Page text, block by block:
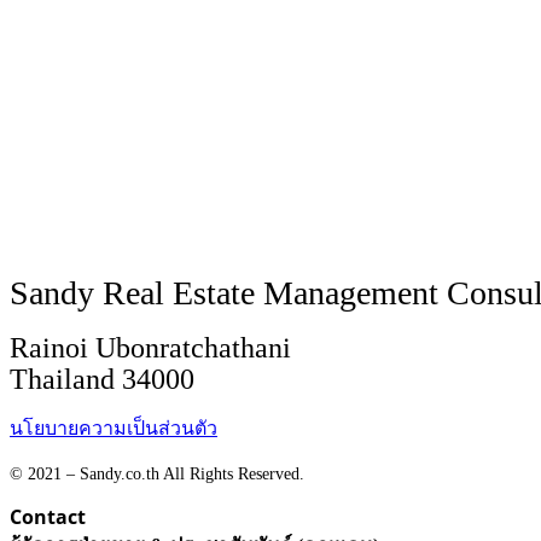
Sandy Real Estate Management
Rainoi Ubonratchathani
Thailand 34000
นโยบายความเป็นส่วนตัว
© 2021 – Sandy.co.th All Rights Reserved.
Contact